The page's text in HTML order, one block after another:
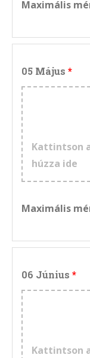
Maximális
05 Május
Kattintson
húzza ide
Maximális
06 Június
Kattintson